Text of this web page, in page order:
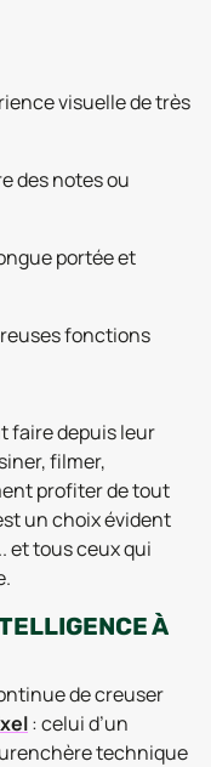
visuelle de très
des notes ou
portée et
fonctions
faire depuis leur
filmer,
profiter de tout
un choix évident
et tous ceux qui
À
de creuser
: celui d’un
technique